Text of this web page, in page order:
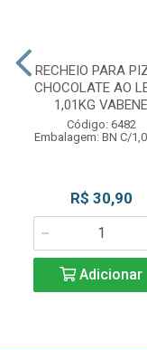
RECHEIO PARA
CHOCOLATE AO
1,01KG VABENE
Código: 6482
Embalagem: BN C/
R$ 30,90
Adicionar